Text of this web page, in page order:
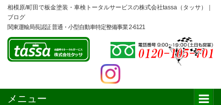
相模原/町田で板金塗装・車検トータルサービスの株式会社tassa（タッサ）｜
ブログ
関東運輸局長認証 普通・小型自動車特定整備事業 2-6121
メニュー